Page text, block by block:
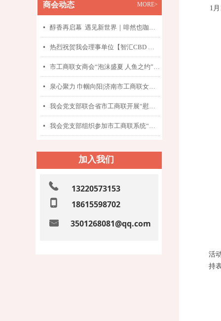
1
活
持
加入我们
13220573153
18615598702
끅
낂
넓
3501268081@qq.com
MORE>
商会动态
넷 醇香再启幕 遇见新世界｜啡然也咖啡新场地启幕暨首场咖啡王国系列精品咖啡品鉴沙龙圆满举办
넷 热烈祝贺我会理事单位【智汇CBD 法商赋能行---做懂法更懂你的职场“她力量”暨法律AI工具“沃可达法商宝”发布会】圆满举办
넷 市工商联女商会“泡沫盛夏 人鱼之约”主题活动圆满举办
넷 泉心聚力 巾帼向阳|济南市工商联女企业家商会妇联工作会议圆满召开
넷 我会党支部联合省市工商联开展“慰问传党情 走访暖人心”主题党日活动
넷 我会党支部组织参加市工商联系统“联心聚力颂党恩 同心奋进新征程”庆祝中国共产党成立105周年主题活动